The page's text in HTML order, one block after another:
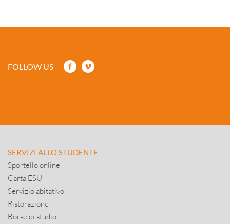
FOLLOW US
SERVIZI ALLO STUDENTE
Sportello online
Carta ESU
Servizio abitativo
Ristorazione
Borse di studio